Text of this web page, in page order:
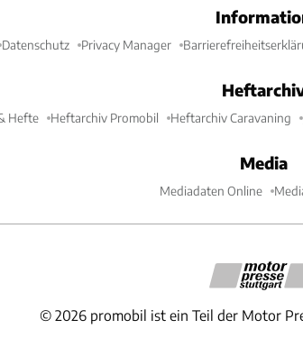
Datenschutz Privacy Manager
Hefte Heftarchiv Promobil Heftarchiv Caravaning
Media
Mediadaten Online
© 2026 promobil ist ein Teil der Motor